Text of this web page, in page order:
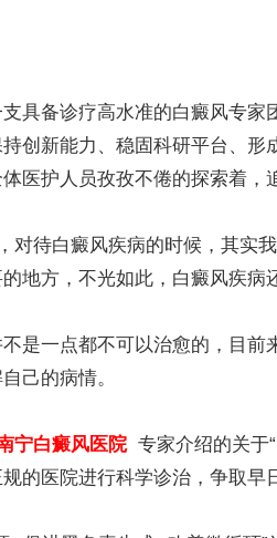
备诊疗高水准的白癜风专家
创新能力、稳固科研平台、
医护人员孜孜不倦的探索着
对待白癜风疾病的时候，其实
地方，不光如此，白癜风疾
一点都不可以治愈的，目前
己的病情。
宁白癜风医院 专家介绍的关于
的医院进行科学诊治，争取早